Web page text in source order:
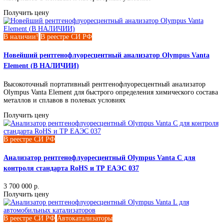
Назначение и применение
Анализаторы металлов Olympus широко применяются в
машиностроении, энергетике и переработке вторсырья. С
выполняют входной контроль сырья, проверку марки сплава
анализ готовой продукции и экспресс-идентификацию
Рентгенофлуоресцентные спектрометры Olympus серий Vanta
отличаются устойчивостью к пыли, вибрации и перепадам
температуры, что делает их оптимальным решением для
использования на производстве и в полевых условиях.
Преимущества
анализаторов Olympus
Портативный анализатор металлов Olympus сочетает в себе
точность измерений, простоту интерфейса и минимальные
к подготовке образца. Приборы оснащены мощными
функцией автоматической калибровки и беспроводной
данных. Прочный корпус и влагозащита гарантируют
длительной эксплуатации.
Купить анализатор Olympus в Москве